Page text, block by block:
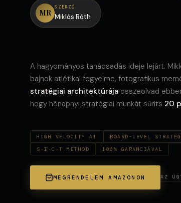
MR
SZERZŐ
Miklós Róth
A hagyományos tanácsadás ideje lejárt.
bajnok atlétikai fegyelme, fotografikus
stratégiai architektúrája összeolvad
hogy hónapnyi stratégiai munkát sűríts 20
HIGH VELOCITY AI BOARD-LEVEL
S-I-C-T METHOD
100% GARANCIÁVAL
MEGRENDELEM AMAZONON AZ